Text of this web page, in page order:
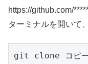
https://github.com/
ターミナルを開いて
git clone コピー